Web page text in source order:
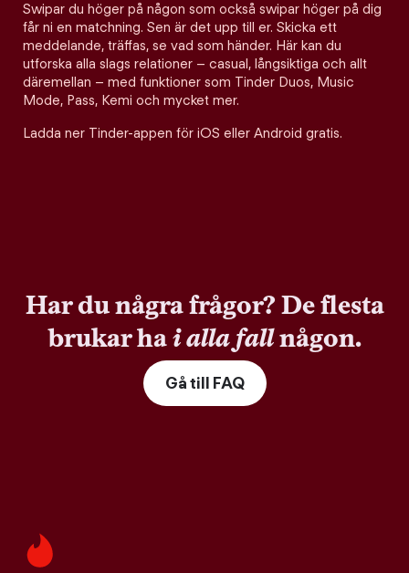
Swipar du höger på någon som också swipar höger på dig
får ni en matchning. Sen är det upp till er. Skicka ett
meddelande, träffas, se vad som händer. Här kan du
utforska alla slags relationer – casual, långsiktiga och allt
däremellan – med funktioner som Tinder Duos, Music
Mode, Pass, Kemi och mycket mer.
Ladda ner Tinder-appen för iOS eller Android gratis.
Har du några frågor? De flesta
brukar hai alla fallnågon.
Gå till FAQ